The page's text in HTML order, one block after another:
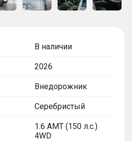
В наличии
2026
Внедорожник
Серебристый
1.6 AMT (150 л.с.)
4WD